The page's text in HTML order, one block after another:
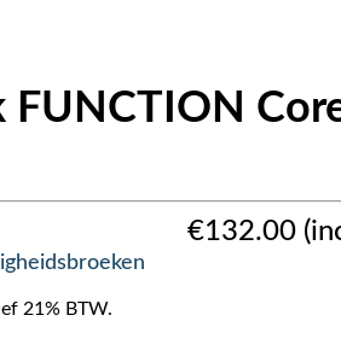
FUNCTION
€132.00
21% BTW.